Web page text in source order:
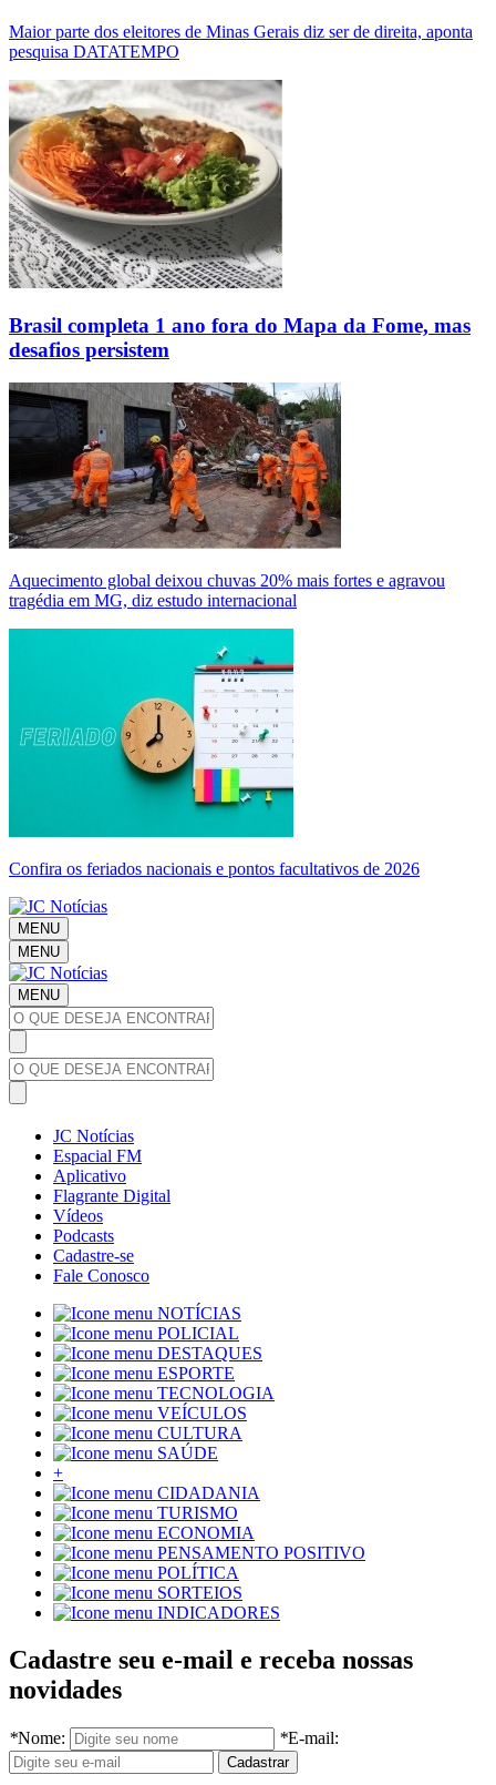
Maior parte dos eleitores de Minas Gerais diz ser de direita, aponta
pesquisa DATATEMPO
Brasil completa 1 ano fora do Mapa da Fome, mas
desafios persistem
Aquecimento global deixou chuvas 20% mais fortes e agravou
tragédia em MG, diz estudo internacional
Confira os feriados nacionais e pontos facultativos de 2026
MENU
MENU
MENU
JC Notícias
Espacial FM
Aplicativo
Flagrante Digital
Vídeos
Podcasts
Cadastre-se
Fale Conosco
NOTÍCIAS
POLICIAL
DESTAQUES
ESPORTE
TECNOLOGIA
VEÍCULOS
CULTURA
SAÚDE
+
CIDADANIA
TURISMO
ECONOMIA
PENSAMENTO POSITIVO
POLÍTICA
SORTEIOS
INDICADORES
Cadastre seu e-mail e receba nossas
novidades
*Nome: *E-mail: